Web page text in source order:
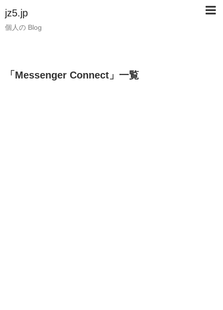
jz5.jp
個人の Blog
「 Messenger Connect 」 一覧